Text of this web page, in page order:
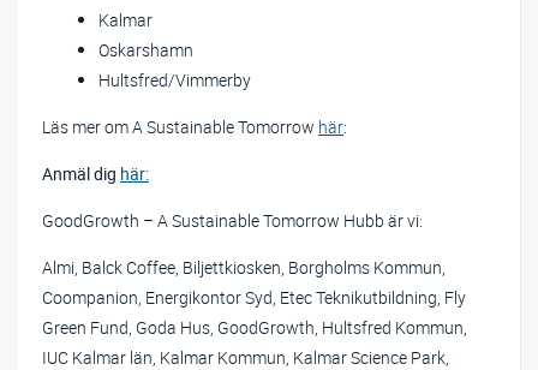
Kalmar
Oskarshamn
Hultsfred/Vimmerby
Läs mer om A Sustainable Tomorrow här:
Anmäl dig här:
GoodGrowth – A Sustainable Tomorrow Hubb är vi:
Almi, Balck Coffee, Biljettkiosken, Borgholms Kommun,
Coompanion, Energikontor Syd, Etec Teknikutbildning, Fly
Green Fund, Goda Hus, GoodGrowth, Hultsfred Kommun,
IUC Kalmar län, Kalmar Kommun, Kalmar Science Park,